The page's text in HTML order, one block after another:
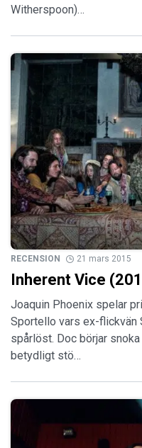
Witherspoon)…
RECENSION 21 mars 2015
Inherent Vice
Joaquin Phoenix spelar
Sportello vars ex-flickvän
spårlöst. Doc börjar
betydligt stö…